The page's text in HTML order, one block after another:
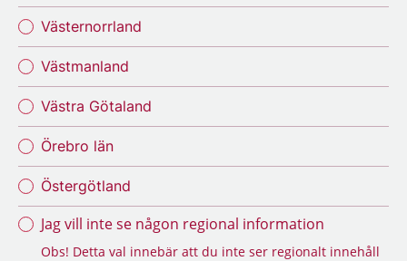
Västernorrland
Västmanland
Västra Götaland
Örebro län
Östergötland
Jag vill inte se någon regional information
Obs! Detta val innebär att du inte ser regionalt innehåll